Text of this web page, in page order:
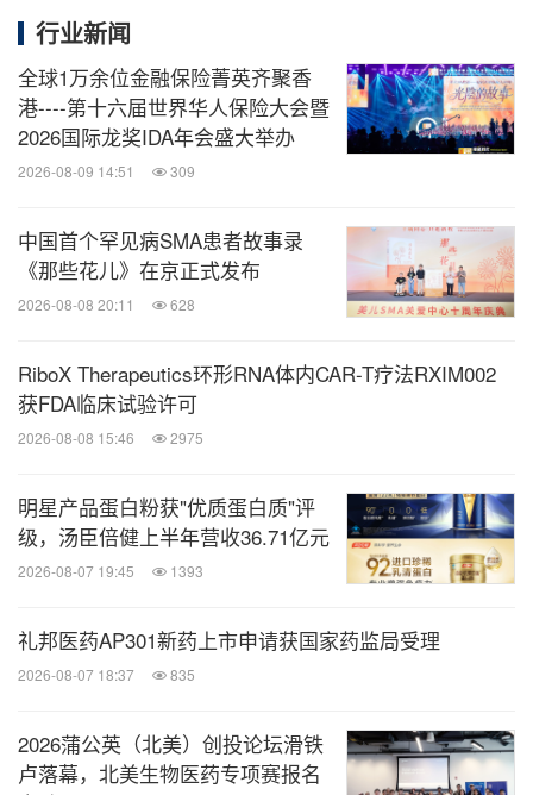
行业新闻
全球1万余位金融保险菁英齐聚香
港----第十六届世界华人保险大会暨
2026国际龙奖IDA年会盛大举办
2026-08-09 14:51 309
中国首个罕见病SMA患者故事录
《那些花儿》在京正式发布
2026-08-08 20:11 628
RiboX Therapeutics环形RNA体内CAR-T疗法RXIM002
获FDA临床试验许可
2026-08-08 15:46 2975
明星产品蛋白粉获"优质蛋白质"评
级，汤臣倍健上半年营收36.71亿元
2026-08-07 19:45 1393
礼邦医药AP301新药上市申请获国家药监局受理
2026-08-07 18:37 835
2026蒲公英（北美）创投论坛滑铁
卢落幕，北美生物医药专项赛报名